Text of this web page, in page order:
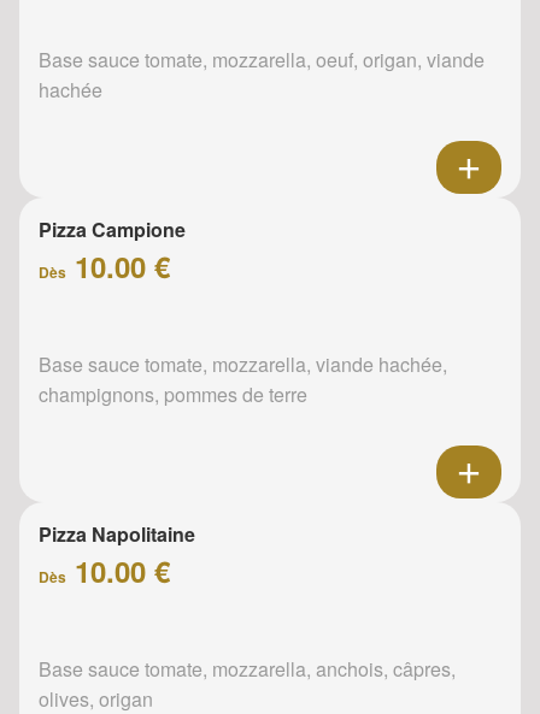
Base sauce tomate, mozzarella, oeuf, origan, viande
hachée
Pizza Campione
Dès 10.00 €
Base sauce tomate, mozzarella, viande hachée,
champignons, pommes de terre
Pizza Napolitaine
Dès 10.00 €
Base sauce tomate, mozzarella, anchois, câpres,
olives, origan